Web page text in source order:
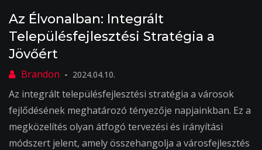
Az Élvonalban: Integrált
Településfejlesztési Stratégia a
Jövőért
2024.04.10.
Az integrált településfejlesztési stratégia a városok
fejlődésének meghatározó tényezője napjainkban. Ez a
megközelítés olyan átfogó tervezési és irányítási
módszert jelent, amely összehangolja a városfejlesztés